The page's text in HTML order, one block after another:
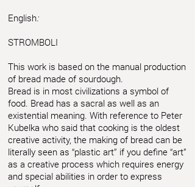
English:
STROMBOLI
This work is based on the manual production
of bread made of sourdough.
Bread is in most civilizations a symbol of
food. Bread has a sacral as well as an
existential meaning. With reference to Peter
Kubelka who said that cooking is the oldest
creative activity, the making of bread can be
literally seen as “plastic art” if you define “art”
as a creative process which requires energy
and special abilities in order to express